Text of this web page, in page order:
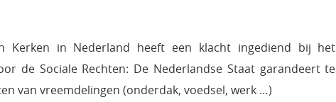
Kerken in Nederland heeft een klacht ingediend bij het
de Sociale Rechten: De Nederlandse Staat garandeert te
van vreemdelingen (onderdak, voedsel, werk …)